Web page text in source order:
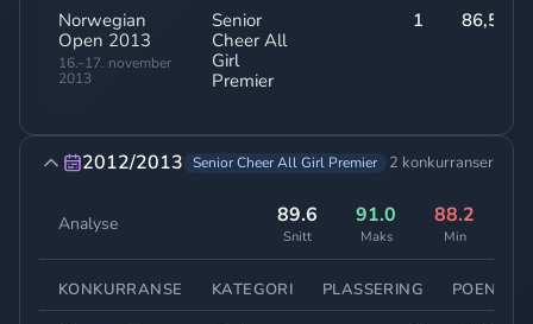
Norwegian
Open 2013
16.–17. november
2013
Senior
Cheer All
Girl
Premier
1 86,50
2012/2013 Senior Cheer All Girl Premier 2 konkurranser
Analyse 89.6
Snitt
91.0
Maks
88.2
Min
KONKURRANSE KATEGORI PLASSERING POENG